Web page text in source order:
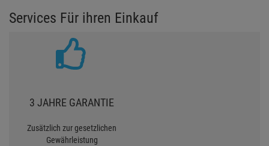
Services Für ihren Einkauf
3 JAHRE GARANTIE
Zusätzlich zur gesetzlichen
Gewährleistung